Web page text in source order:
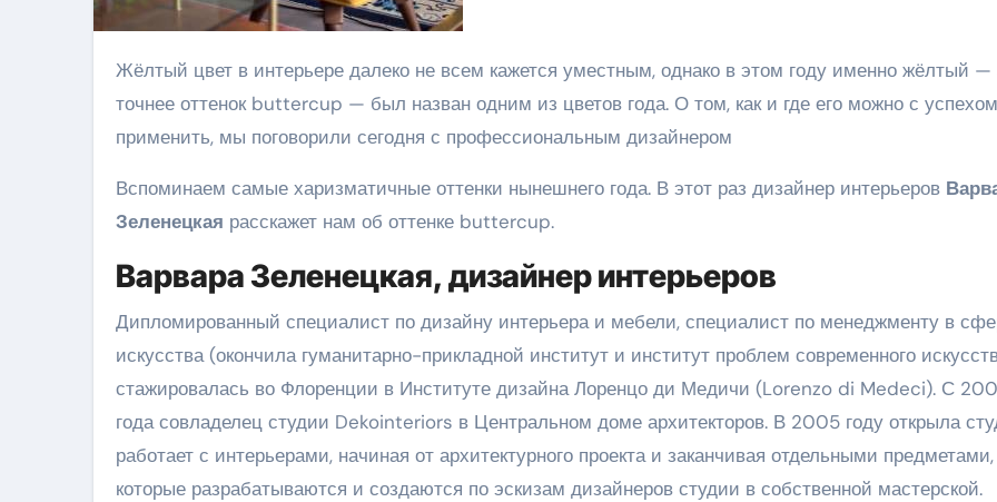
Жёлтый цвет в интерьере далеко не всем кажется уместным, однако в этом году именно жёлтый — а
точнее оттенок buttercup — был назван одним из цветов года. О том, как и где его можно с успехом
применить, мы поговорили сегодня с профессиональным дизайнером
Вспоминаем самые харизматичные оттенки нынешнего года. В этот раз дизайнер интерьеров
Зеленецкая расскажет нам об оттенке buttercup.
Варвара Зеленецкая, дизайнер интерьеров
Дипломированный специалист по дизайну интерьера и мебели, специалист по менеджменту в
искусства (окончила гуманитарно-прикладной институт и институт проблем современного
стажировалась во Флоренции в Институте дизайна Лоренцо ди Медичи (Lorenzo di Medeci). С
года совладелец студии Dekointeriors в Центральном доме архитекторов. В 2005 году открыла
работает с интерьерами, начиная от архитектурного проекта и заканчивая отдельными предметами,
которые разрабатываются и создаются по эскизам дизайнеров студии в собственной мастерской.